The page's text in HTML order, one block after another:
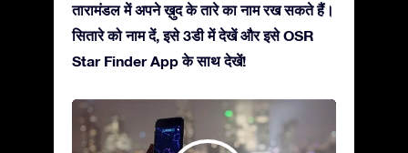
तारामंडल में अपने ख़ुद के तारे का नाम रख सकते हैं।
सितारे को नाम दें, इसे 3डी में देखें और इसे OSR
Star Finder App के साथ देखें!